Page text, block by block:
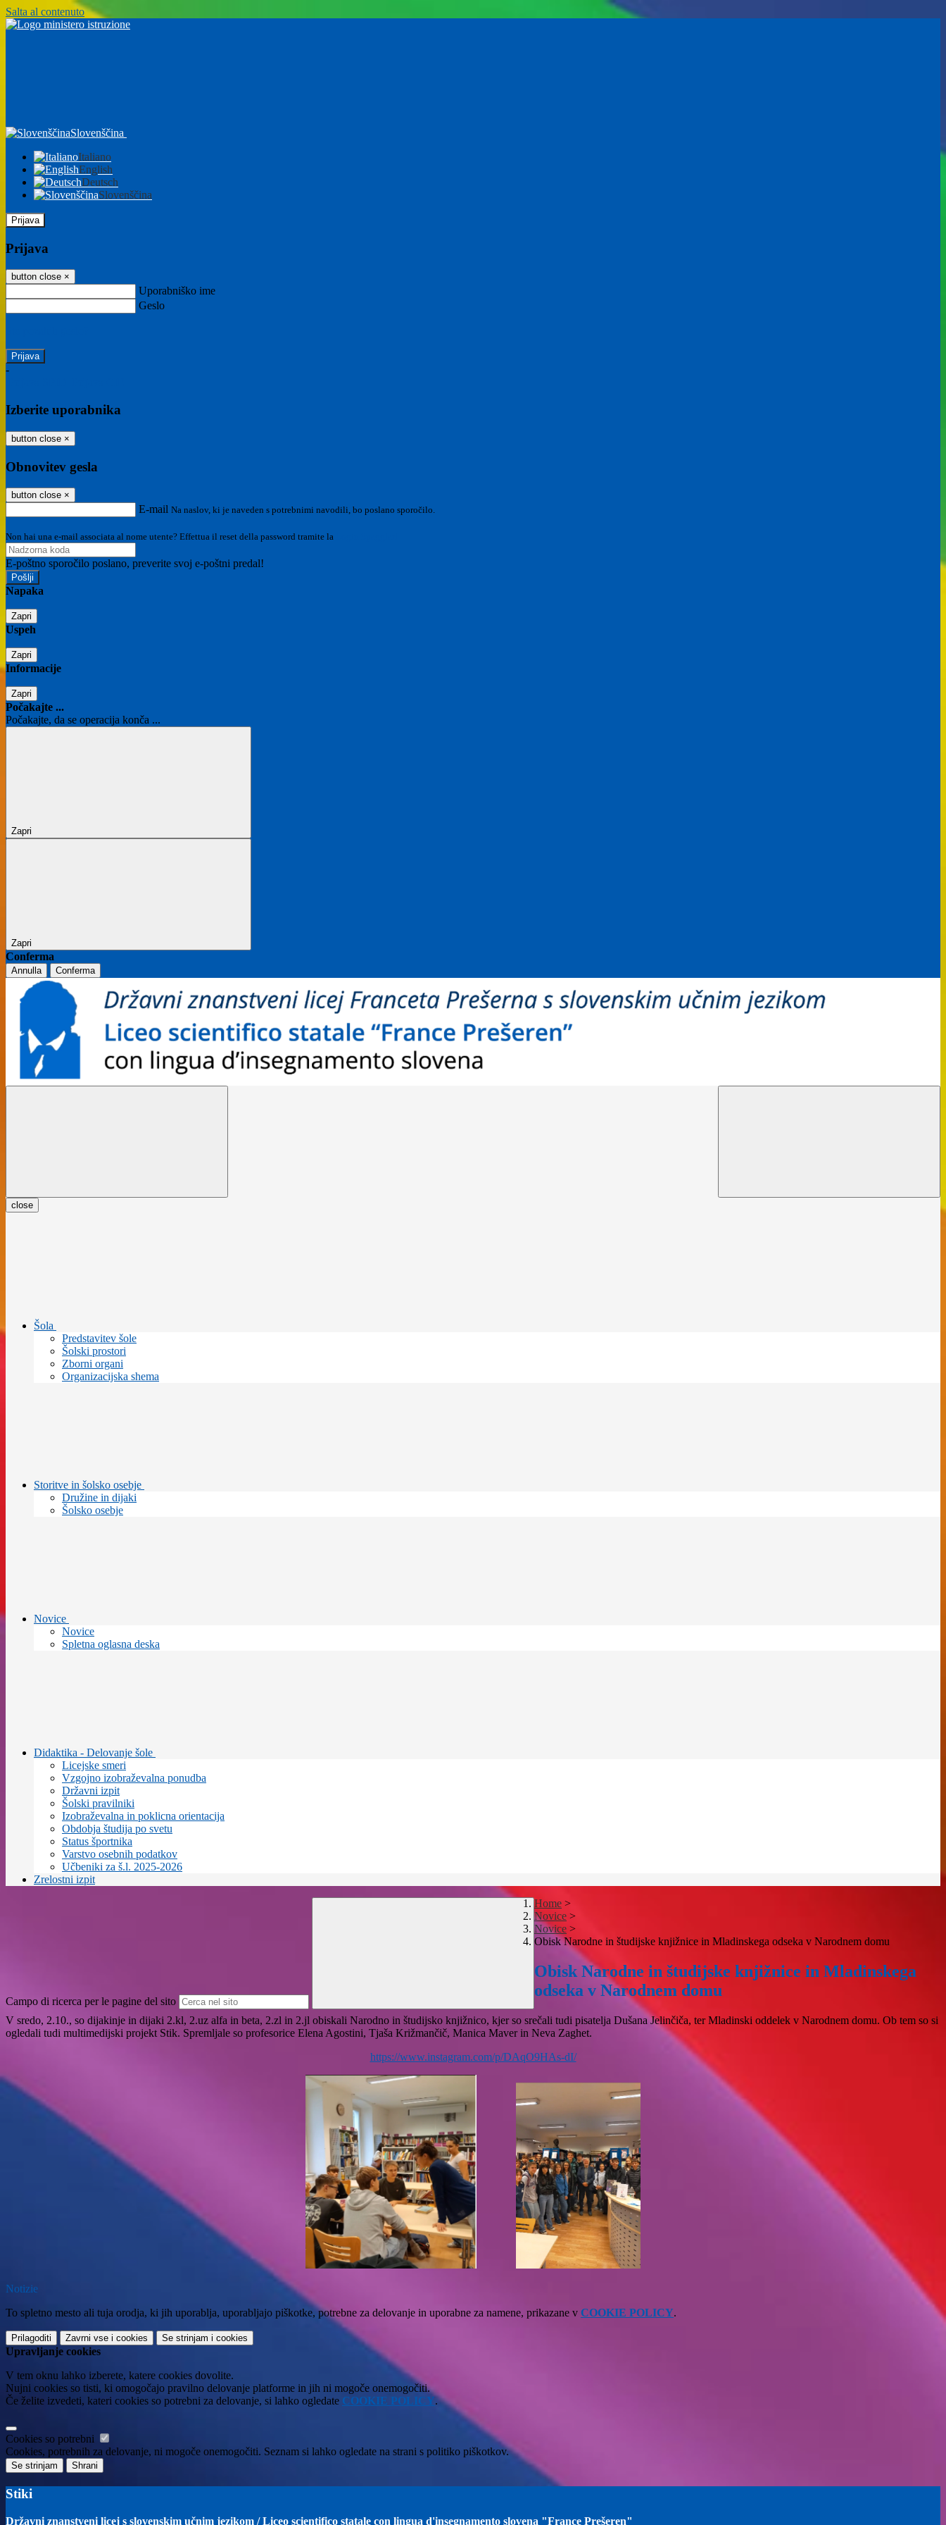
Salta al contenuto
Slovenščina
Italiano
English
Deutsch
Slovenščina
Prijava
Prijava
button close ×
Uporabniško ime
Geslo
-
Izberite uporabnika
button close ×
Obnovitev gesla
button close ×
E-mail Na naslov, ki je naveden s potrebnimi navodili, bo poslano sporočilo.
Non hai una e-mail associata al nome utente? Effettua il reset della password tramite la
E-poštno sporočilo poslano, preverite svoj e-poštni predal!
Napaka
Zapri
Uspeh
Zapri
Informacije
Zapri
Počakajte ...
Počakajte, da se operacija konča ...
Zapri
Zapri
Conferma
Annulla Conferma
close
Šola
Predstavitev šole
Šolski prostori
Zborni organi
Organizacijska shema
Storitve in šolsko osebje
Družine in dijaki
Šolsko osebje
Novice
Novice
Spletna oglasna deska
Didaktika - Delovanje šole
Licejske smeri
Vzgojno izobraževalna ponudba
Državni izpit
Šolski pravilniki
Izobraževalna in poklicna orientacija
Obdobja študija po svetu
Status športnika
Varstvo osebnih podatkov
Učbeniki za š.l. 2025-2026
Zrelostni izpit
Campo di ricerca per le pagine del sito
Home >
Novice >
Novice >
Obisk Narodne in študijske knjižnice in Mladinskega odseka v Narodnem domu
Obisk Narodne in študijske knjižnice in Mladinskega
odseka v Narodnem domu
V sredo, 2.10., so dijakinje in dijaki 2.kl, 2.uz alfa in beta, 2.zl in 2.jl obiskali Narodno in študijsko knjižnico, kjer so srečali tudi pisatelja Dušana Jelinčiča, ter Mladinski oddelek v Narodnem domu. Ob tem so si
ogledali tudi multimedijski projekt Stik. Spremljale so profesorice Elena Agostini, Tjaša Križmančič, Manica Maver in Neva Zaghet.
https://www.instagram.com/p/DAqO9HAs-dI/
Notizie
To spletno mesto ali tuja orodja, ki jih uporablja, uporabljajo piškotke, potrebne za delovanje in uporabne za namene, prikazane v COOKIE POLICY.
Prilagoditi Zavrni vse i cookies Se strinjam i cookies
Upravljanje cookies
V tem oknu lahko izberete, katere cookies dovolite.
Nujni cookies so tisti, ki omogočajo pravilno delovanje platforme in jih ni mogoče onemogočiti.
Če želite izvedeti, kateri cookies so potrebni za delovanje, si lahko ogledate COOKIE POLICY.
Cookies so potrebni
Cookies, potrebnih za delovanje, ni mogoče onemogočiti. Seznam si lahko ogledate na strani s politiko piškotkov.
Se strinjam Shrani
Stiki
Državni znanstveni licej s slovenskim učnim jezikom / Liceo scientifico statale con lingua d'insegnamento slovena "France Prešeren"